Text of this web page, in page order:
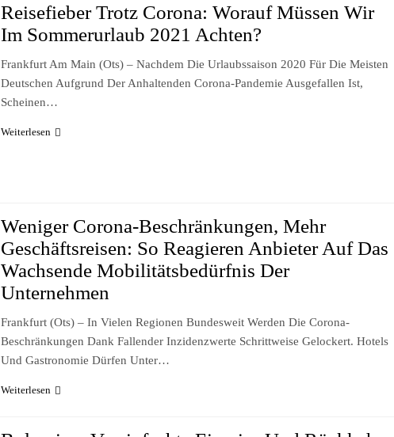
Reisefieber Trotz Corona: Worauf Müssen Wir
Im Sommerurlaub 2021 Achten?
Frankfurt Am Main (ots) – Nachdem Die Urlaubssaison 2020 Für Die Meisten
Deutschen Aufgrund Der Anhaltenden Corona-Pandemie Ausgefallen Ist,
Scheinen…
Weiterlesen
Weniger Corona-Beschränkungen, Mehr
Geschäftsreisen: So Reagieren Anbieter Auf Das
Wachsende Mobilitätsbedürfnis Der
Unternehmen
Frankfurt (ots) – In Vielen Regionen Bundesweit Werden Die Corona-
Beschränkungen Dank Fallender Inzidenzwerte Schrittweise Gelockert. Hotels
Und Gastronomie Dürfen Unter…
Weiterlesen